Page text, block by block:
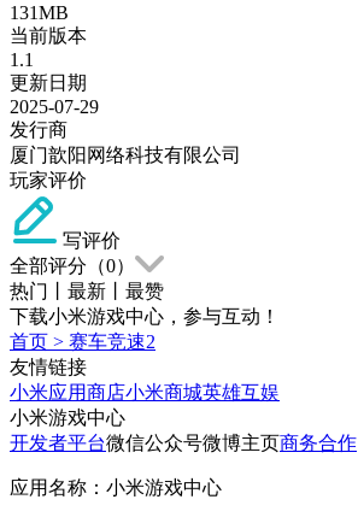
131MB
当前版本
1.1
更新日期
2025-07-29
发行商
厦门歆阳网络科技有限公司
玩家评价
写评价
全部评分（0）
热门
最新
最赞
下载小米游戏中心，参与互动！
首页 > 赛车竞速2
友情链接
小米应用商店小米商城英雄互娱
小米游戏中心
开发者平台微信公众号微博主页商务合作
应用名称：小米游戏中心